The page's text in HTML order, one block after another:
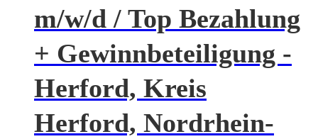
m/w/d / Top Bezahlung
+ Gewinnbeteiligung -
Herford, Kreis
Herford, Nordrhein-